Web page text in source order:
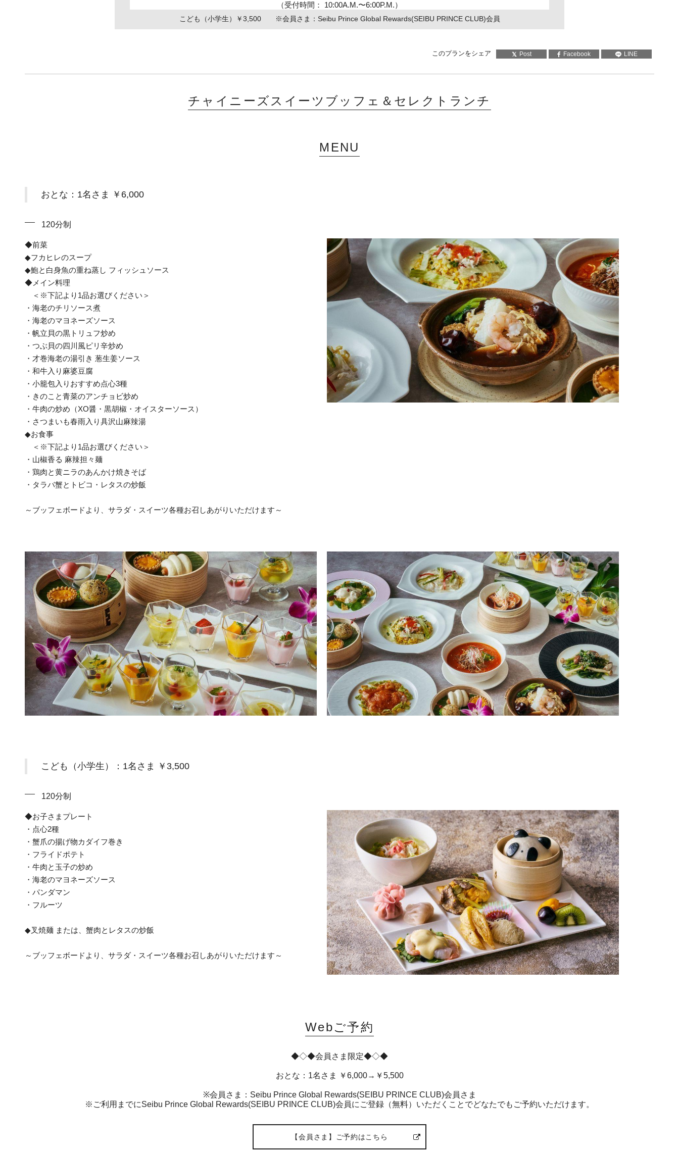
（受付時間： 10:00A.M.〜6:00P.M.）
こども（小学生）￥3,500 ※会員さま：Seibu Prince Global Rewards(SEIBU PRINCE CLUB)会員
このプランをシェア Post Facebook LINE
チャイニーズスイーツブッフェ＆セレクトランチ
MENU
おとな：1名さま ￥6,000
120分制
◆前菜
◆フカヒレのスープ
◆鮑と白身魚の重ね蒸し フィッシュソース
◆メイン料理
＜※下記より1品お選びください＞
・海老のチリソース煮
・海老のマヨネーズソース
・帆立貝の黒トリュフ炒め
・つぶ貝の四川風ピリ辛炒め
・才巻海老の湯引き 葱生姜ソース
・和牛入り麻婆豆腐
・小籠包入りおすすめ点心3種
・きのこと青菜のアンチョビ炒め
・牛肉の炒め（XO醤・黒胡椒・オイスターソース）
・さつまいも春雨入り具沢山麻辣湯
◆お食事
＜※下記より1品お選びください＞
・山椒香る 麻辣担々麺
・鶏肉と黄ニラのあんかけ焼きそば
・タラバ蟹とトビコ・レタスの炒飯
～ブッフェボードより、サラダ・スイーツ各種お召しあがりいただけます～
こども（小学生）：1名さま ￥3,500
120分制
◆お子さまプレート
・点心2種
・蟹爪の揚げ物カダイフ巻き
・フライドポテト
・牛肉と玉子の炒め
・海老のマヨネーズソース
・パンダマン
・フルーツ
◆叉焼麺 または、蟹肉とレタスの炒飯
～ブッフェボードより、サラダ・スイーツ各種お召しあがりいただけます～
Webご予約
◆◇◆会員さま限定◆◇◆
おとな：1名さま ￥6,000→￥5,500
※会員さま：Seibu Prince Global Rewards(SEIBU PRINCE CLUB)会員さま
※ご利用までにSeibu Prince Global Rewards(SEIBU PRINCE CLUB)会員にご登録（無料）いただくことでどなたでもご予約いただけます。
【会員さま】ご予約はこちら